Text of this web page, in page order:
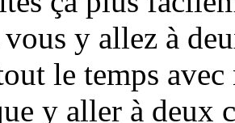
y allez à
le temps
y aller à deux